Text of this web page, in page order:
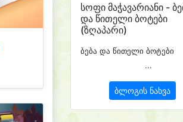
სოფი მაჭავარიანი -
და წითელი ბოტები
(ზღაპარი)
ბება და წითელი
...
ბლოგის ნახვა